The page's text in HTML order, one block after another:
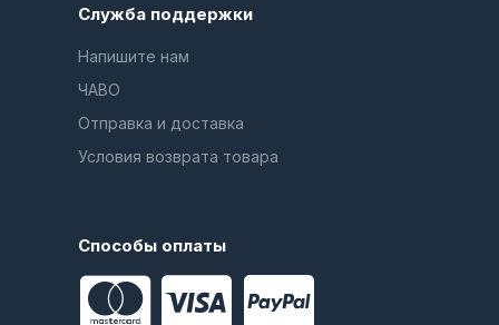
Служба поддержки
Напишите нам
ЧАВО
Отправка и доставка
Условия возврата товара
Способы оплаты